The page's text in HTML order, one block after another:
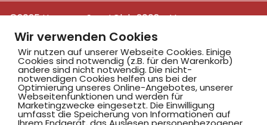
©2025 Hammer SportClub 2008 e.V.
Mit zum Verein by PASSGEBER
Impressum
Datenschutz
Hinweisgebersystem
Wir verwenden Cookies
Wir nutzen auf unserer Webseite Cookies. Einige
Cookies sind notwendig (z.B. für den Warenkorb)
andere sind nicht notwendig. Die nicht-
notwendigen Cookies helfen uns bei der
Optimierung unseres Online-Angebotes, unserer
Webseitenfunktionen und werden für
Marketingzwecke eingesetzt. Die Einwilligung
umfasst die Speicherung von Informationen auf